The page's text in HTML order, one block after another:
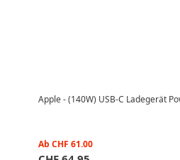
Apple - (140W) USB-C Ladegerät
Ab CHF 61.00